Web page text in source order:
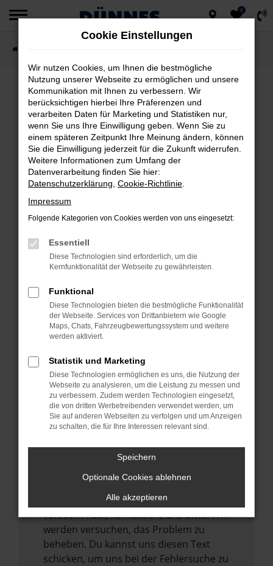
Zum
springen
0
FEHLER: NETWORK ERROR
Beim Laden ist ein Fehler aufgetreten.
Hier sind ein paar Tipps, die dir helfen können:
Überprüfe deine Firewall und deine
Internetverbindung.
Laden andere Webseiten, zum Beispiel
deine Suchmaschine?
Prüfe deine Browsererweiterungen.
Manche Erweiterungen, wie Werbeblocker,
können das Laden bestimmter Seiten
anderen Browser oder in einem privaten
Fenster?
Starte dein Gerät neu.
vorübergehende Probleme zu beheben.
Stelle sicher, dass dein Browser und dein
Betriebssystem auf dem neuesten Stand
sind.
Veraltete Software birgt nicht nur ein
führen, dass bestimmte Funktionen nicht
mehr unterstützt werden.
Wende dich an den Webseitenbetreiber.
Wenn du alle oben genannten Schritte
versucht hast, kontaktiere uns bitte. Wir
werden versuchen, das Problem zu
beheben. Du kannst uns diesen Text
schicken, um uns bei der Fehlersuche zu
Cookie Einstellungen
Wir nutzen Cookies, um Ihnen die bestmögliche
Nutzung unserer Webseite zu ermöglichen und unsere
Kommunikation mit Ihnen zu verbessern. Wir
berücksichtigen hierbei Ihre Präferenzen und
verarbeiten Daten für Marketing und Statistiken nur,
wenn Sie uns Ihre Einwilligung geben. Wenn Sie zu
einem späteren Zeitpunkt Ihre Meinung ändern, können
Sie die Einwilligung jederzeit für die Zukunft widerrufen.
Weitere Informationen zum Umfang der
Datenverarbeitung finden Sie hier:
Datenschutzerklärung Cookie-Richtlinie
Impressum
Folgende Kategorien von Cookies werden von uns eingesetzt:
Essentiell
Diese Technologien sind erforderlich, um die
Kernfunktionalität der Webseite zu gewährleisten.
Funktional
Diese Technologien bieten die bestmögliche Funktionalität
der Webseite. Services von Drittanbietern wie Google
Maps, Chats, Fahrzeugbewertungssystem und weitere
werden aktiviert.
Statistik und Marketing
Diese Technologien ermöglichen es uns, die Nutzung der
Webseite zu analysieren, um die Leistung zu messen und
zu verbessern. Zudem werden Technologien eingesetzt,
die von dritten Werbetreibenden verwendet werden, um
Sie auf anderen Webseiten zu verfolgen und um Anzeigen
zu schalten, die für Ihre Interessen relevant sind.
Speichern
Optionale Cookies ablehnen
Alle akzeptieren